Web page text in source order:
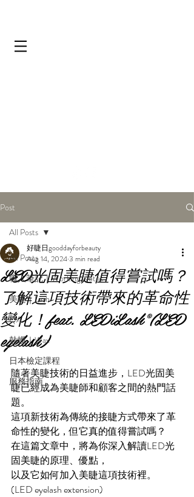
Post
All Posts
職人筆記｜Working Notes
美睫｜Lash
QA
熱蠟｜Wax
日本檢定課程
服務指南
All Posts
LED光固美睫值得嘗試嗎？
了解這項技術帶來的革命性
變化！feat. LEDiLash®(LED
eyelash)
好睫日gooddayforbeauty
Aug 14, 20243 min read
隨著美睫技術的日益進步，LED光固美
睫已經成為美睫師和顧客之間的熱門話
題。
這項新技術為傳統的接睫方式帶來了革
命性的變化，但它真的值得嘗試嗎？
在這篇文章中，將為你深入解讀LED光
固美睫的原理、優點，
以及它如何加入美睫這項技術裡。
(LED eyelash extension)